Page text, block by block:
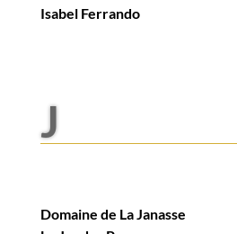
Isabel Ferrando
J
Domaine de La Janasse